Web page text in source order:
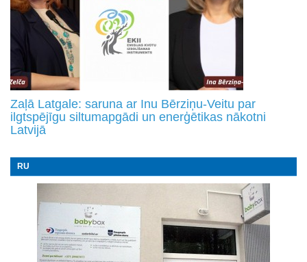
Zaļā Latgale: saruna ar Inu Bērziņu-Veitu par
ilgtspējīgu siltumapgādi un enerģētikas nākotni
Latvijā
RU